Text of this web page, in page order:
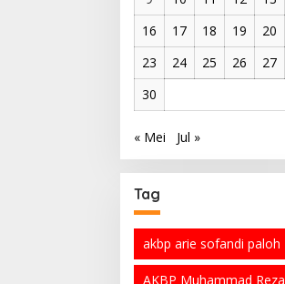
16
17 18 19 20
23
24 25 26 27
30
« Mei Jul »
Tag
akbp arie sofandi paloh
AKBP Muhammad Reza